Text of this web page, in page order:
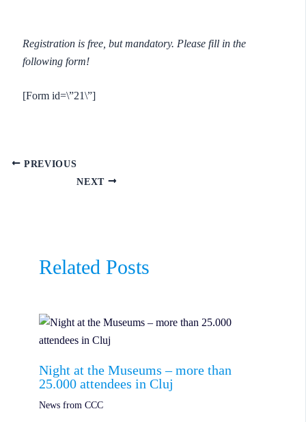
Registration is free, but mandatory. Please fill in the
following form!
[Form id=\”21\”]
PREVIOUS
NEXT
Related Posts
Night at the Museums – more than
25.000 attendees in Cluj
News from CCC